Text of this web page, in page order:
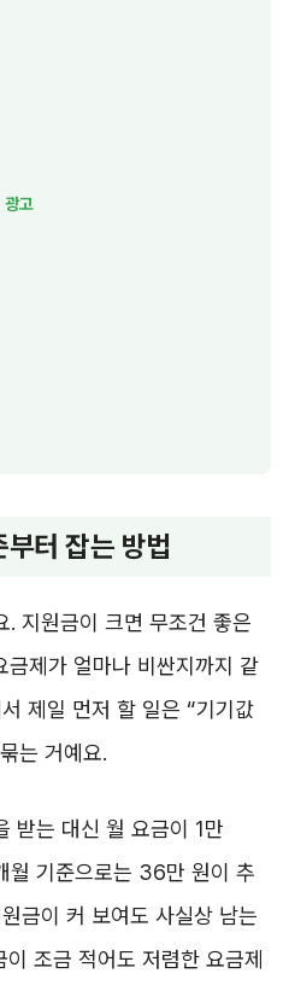
터 잡는 방법
. 지원금이 크면 무조건 좋은
제가 얼마나 비싼지까지 같
제일 먼저 할 일은 “기기값
는 거예요.
받는 대신 월 요금이 1만
기준으로는 36만 원이 추
금이 커 보여도 사실상 남는
조금 적어도 저렴한 요금제